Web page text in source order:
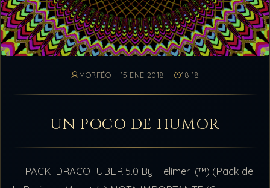
MORFÉO 15 ENE 2018 18:18
UN POCO DE HUMOR
PACK DRACOTUBER 5.0 By Helimer (™) (Pack de